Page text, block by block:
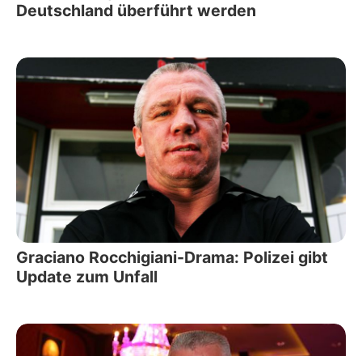
Deutschland überführt werden
Graciano Rocchigiani-Drama: Polizei gibt
Update zum Unfall